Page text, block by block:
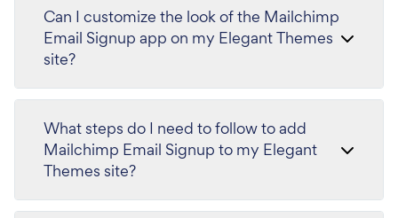
Can I customize the look of the Mailchimp
Email Signup app on my Elegant Themes
site?
What steps do I need to follow to add
Mailchimp Email Signup to my Elegant
Themes site?